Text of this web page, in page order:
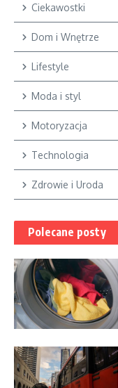
Ciekawostki
Dom i Wnętrze
Lifestyle
Moda i styl
Motoryzacja
Technologia
Zdrowie i Uroda
Polecane posty